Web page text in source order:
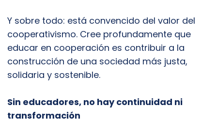
Y sobre todo: está convencido del valor del
cooperativismo. Cree profundamente que
educar en cooperación es contribuir a la
construcción de una sociedad más justa,
solidaria y sostenible.
Sin educadores, no hay continuidad ni
transformación